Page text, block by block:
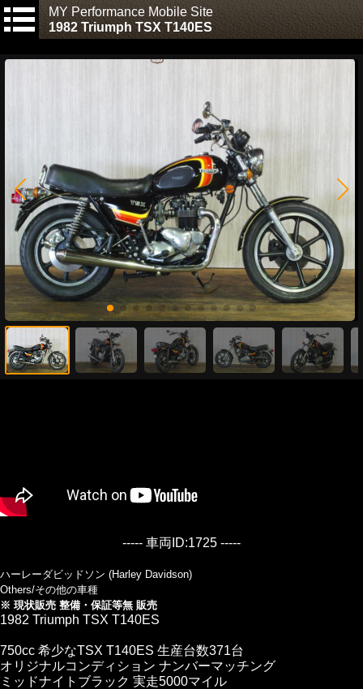
MY Performance Mobile Site
1982 Triumph TSX T140ES
----- 車両ID:1725 -----
ハーレーダビッドソン (Harley Davidson)
Others/その他の車種
※ 現状販売 整備・保証等無 販売
1982 Triumph TSX T140ES
750cc 希少なTSX T140ES 生産台数371台
オリジナルコンディション ナンバーマッチング
ミッドナイトブラック 実走5000マイル